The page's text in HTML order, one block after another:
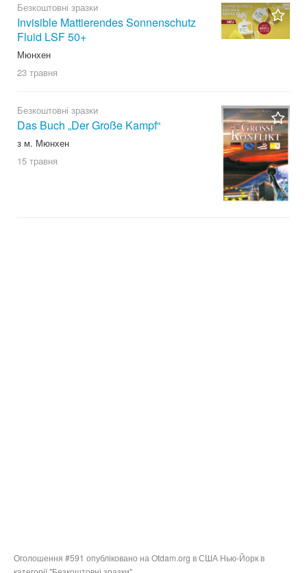
Безкоштовні зразки
Invisible Mattierendes Sonnenschutz
Fluid LSF 50+
Мюнхен
23 травня
Безкоштовні зразки
Das Buch „Der Große Kampf“
з м. Мюнхен
15 травня
Оголошення #591 опубліковано на Otdam.org в США Нью-Йорк в